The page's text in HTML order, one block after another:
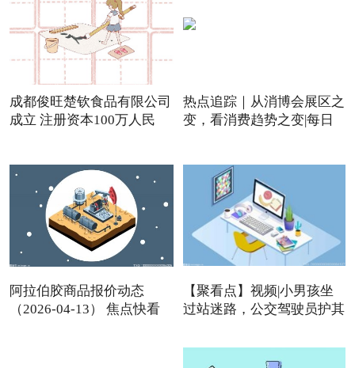
成都俊旺楚钦食品有限公司
成立 注册资本100万人民
热点追踪｜从消博会展区之
变，看消费趋势之变|每日
阿拉伯胶商品报价动态
（2026-04-13） 焦点快看
【聚看点】视频|小男孩坐
过站迷路，公交驾驶员护其